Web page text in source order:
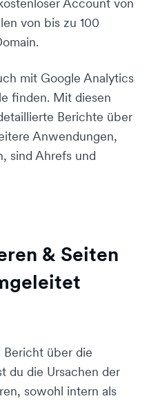
von bis zu 100
mit Google Analytics
finden. Mit diesen
Berichte über
Anwendungen,
sind Ahrefs und
& Seiten
über die
du die Ursachen der
sowohl intern als